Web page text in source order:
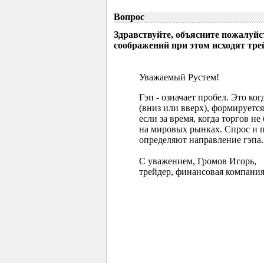
Вопрос
Здравствуйте, объясните
соображений при этом исходят
Уважаемый Рустем!
Гэп - означает пробел. Это
(вниз или вверх),
если за время, когда торгов
на мировых рынках. Спрос и
определяют направление гэпа.
С уважением, Громов Игорь,
трейдер, финансовая